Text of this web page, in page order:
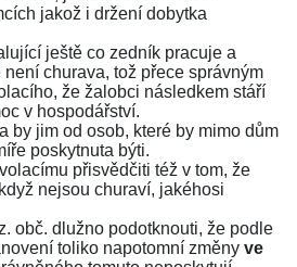
jakož i držení dobytka
ještě co zedník pracuje a
churava, tož přece správným
že žalobci následkem stáří
v hospodářství.
by jim od osob, které by mimo dům
poskytnuta býti.
přisvědčiti též v tom, že
nejsou churaví, jakéhosi
obč. dlužno podotknouti, že podle
toliko napotomní změny ve